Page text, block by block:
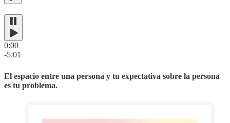
0:00
-5:01
El espacio entre una persona y tu expectativa sobre la persona
es tu problema.